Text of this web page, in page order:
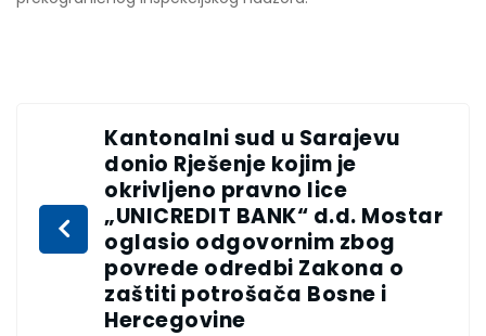
Kantonalni sud u Sarajevu
donio Rješenje kojim je
okrivljeno pravno lice
„UNICREDIT BANK“ d.d. Mostar
oglasio odgovornim zbog
povrede odredbi Zakona o
zaštiti potrošača Bosne i
Hercegovine